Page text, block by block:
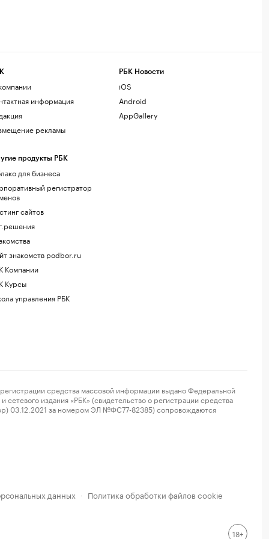
информация
рекламы
продукты РБК
для бизнеса
регистратор
сайтов
знакомств podbor.ru
Компании
Курсы
управления РБК
РБК Новости
iOS
Android
AppGallery
средства массовой информации выдано Федеральной
издания «РБК» (свидетельство о регистрации средства
03.12.2021 за номером ЭЛ №ФС77-82385) сопровождаются
данных · Политика обработки файлов cookie
18+